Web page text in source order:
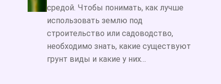
средой. Чтобы понимать, как лучше
использовать землю под
строительство или садоводство,
необходимо знать, какие существуют
грунт виды и какие у них…